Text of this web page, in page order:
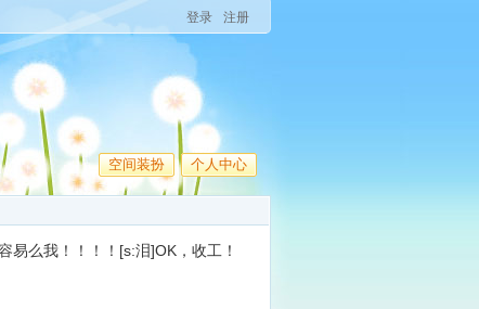
登录 注册
空间装扮 个人中心
易么我！！！！[s:泪]OK，收工！